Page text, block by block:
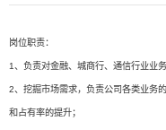
岗位职责：
1、负责对金融、城商行、通信行业业
2、挖掘市场需求，负责公司各类业务
和占有率的提升；